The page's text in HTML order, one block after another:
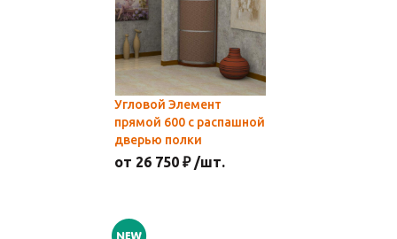
Угловой Элемент
прямой 600 с распашной
дверью полки
от 26 750 ₽ /шт.